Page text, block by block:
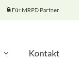
Für MRPD Partner
Kontakt